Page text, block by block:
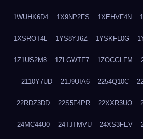
1WUHK6D4 1X9NP2FS 1XEHVF4N
1XSROT4L 1YS8YJ6Z 1YSKFL0G
1Z1US2M8 1ZLGWTF7 1ZOCGLFM
2110Y7UD 21J9UIA6 2254Q10C
22RDZ3DD 22S5F4PR 22XXR3UO
24MC44U0 24TJTMVU 24XS3FEV